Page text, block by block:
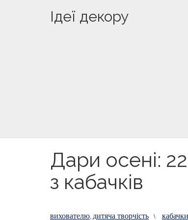
Ідеї декору
Дари осені:
з кабачків
вихователю, дитяча творчість \ кабачки